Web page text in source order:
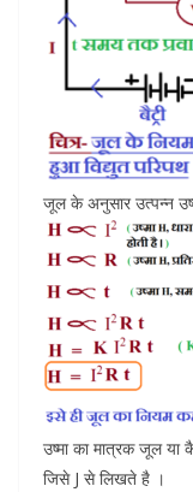
जूल के अनुसार उत्पन्न
उष्मा का मात्रक जूल या
जिसे J से लिखते है ।